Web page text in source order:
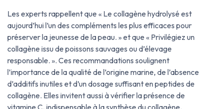
Les experts rappellent que « Le collagène hydrolysé est
aujourd’hui l’un des compléments les plus efficaces pour
préserver la jeunesse de la peau. » et que « Privilégiez un
collagène issu de poissons sauvages ou d’élevage
responsable. ». Ces recommandations soulignent
l’importance de la qualité de l’origine marine, de l’absence
d’additifs inutiles et d’un dosage suffisant en peptides de
collagène. Elles invitent aussi à vérifier la présence de